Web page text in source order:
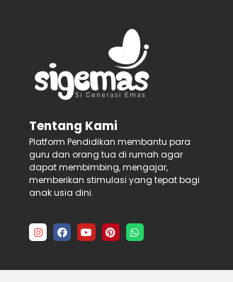
Tentang Kami
Platform Pendidikan membantu para
guru dan orang tua di rumah agar
dapat membimbing, mengajar,
memberikan stimulasi yang tepat bagi
anak usia dini.